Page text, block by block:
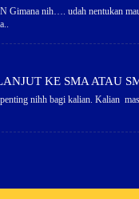
nih…. udah nentukan
KE SMA ATAU
nihh bagi kalian. Kalian